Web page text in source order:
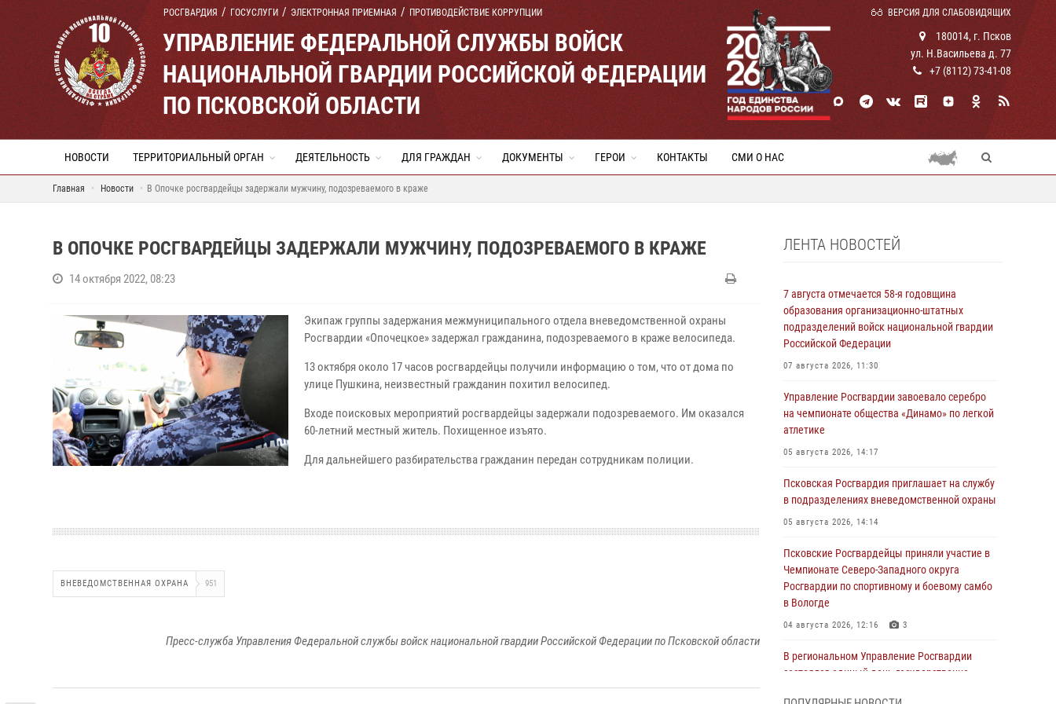
РОСГВАРДИЯ ГОСУСЛУГИ ЭЛЕКТРОННАЯ ПРИЕМНАЯ ПРОТИВОДЕЙСТВИЕ КОРРУПЦИИ ВЕРСИЯ ДЛЯ СЛАБОВИДЯЩИХ
УПРАВЛЕНИЕ ФЕДЕРАЛЬНОЙ СЛУЖБЫ ВОЙСК
НАЦИОНАЛЬНОЙ ГВАРДИИ РОССИЙСКОЙ ФЕДЕРАЦИИ
ПО ПСКОВСКОЙ ОБЛАСТИ
180014, г. Псков
ул. Н.Васильева д. 77
+7 (8112) 73-41-08
НОВОСТИ ТЕРРИТОРИАЛЬНЫЙ ОРГАН ДЕЯТЕЛЬНОСТЬ ДЛЯ ГРАЖДАН ДОКУМЕНТЫ ГЕРОИ КОНТАКТЫ СМИ О НАС
Главная Новости В Опочке росгвардейцы задержали мужчину, подозреваемого в краже
В ОПОЧКЕ РОСГВАРДЕЙЦЫ ЗАДЕРЖАЛИ МУЖЧИНУ, ПОДОЗРЕВАЕМОГО В КРАЖЕ
14 октября 2022, 08:23
Экипаж группы задержания межмуниципального отдела вневедомственной охраны
Росгвардии «Опочецкое» задержал гражданина, подозреваемого в краже велосипеда.
13 октября около 17 часов росгвардейцы получили информацию о том, что от дома по
улице Пушкина, неизвестный гражданин похитил велосипед.
Входе поисковых мероприятий росгвардейцы задержали подозреваемого. Им оказался
60-летний местный житель. Похищенное изъято.
Для дальнейшего разбирательства гражданин передан сотрудникам полиции.
ВНЕВЕДОМСТВЕННАЯ ОХРАНА 951
Пресс-служба Управления Федеральной службы войск национальной гвардии Российской Федерации по Псковской области
ЛЕНТА НОВОСТЕЙ
7 августа отмечается 58-я годовщина
образования организационно-штатных
подразделений войск национальной гвардии
Российской Федерации
07 августа 2026, 11:30
Управление Росгвардии завоевало серебро
на чемпионате общества «Динамо» по легкой
атлетике
05 августа 2026, 14:17
Псковская Росгвардия приглашает на службу
в подразделениях вневедомственной охраны
05 августа 2026, 14:14
Псковские Росгвардейцы приняли участие в
Чемпионате Северо-Западного округа
Росгвардии по спортивному и боевому самбо
в Вологде
04 августа 2026, 12:16 3
В региональном Управление Росгвардии
состоялся единый день государственно-